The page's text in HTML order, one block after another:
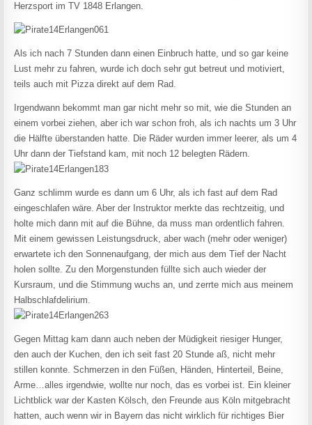
Herzsport im TV 1848 Erlangen.
Als ich nach 7 Stunden dann einen Einbruch hatte, und so gar keine
Lust mehr zu fahren, wurde ich doch sehr gut betreut und motiviert,
teils auch mit Pizza direkt auf dem Rad.
Irgendwann bekommt man gar nicht mehr so mit, wie die Stunden an
einem vorbei ziehen, aber ich war schon froh, als ich nachts um 3 Uhr
die Hälfte überstanden hatte. Die Räder wurden immer leerer, als um 4
Uhr dann der Tiefstand kam, mit noch 12 belegten Rädern.
Ganz schlimm wurde es dann um 6 Uhr, als ich fast auf dem Rad
eingeschlafen wäre. Aber der Instruktor merkte das rechtzeitig, und
holte mich dann mit auf die Bühne, da muss man ordentlich fahren.
Mit einem gewissen Leistungsdruck, aber wach (mehr oder weniger)
erwartete ich den Sonnenaufgang, der mich aus dem Tief der Nacht
holen sollte. Zu den Morgenstunden füllte sich auch wieder der
Kursraum, und die Stimmung wuchs an, und zerrte mich aus meinem
Halbschlafdelirium.
Gegen Mittag kam dann auch neben der Müdigkeit riesiger Hunger,
den auch der Kuchen, den ich seit fast 20 Stunde aß, nicht mehr
stillen konnte. Schmerzen in den Füßen, Händen, Hinterteil, Beine,
Arme…alles irgendwie, wollte nur noch, das es vorbei ist. Ein kleiner
Lichtblick war der Kasten Kölsch, den Freunde aus Köln mitgebracht
hatten, auch wenn wir in Bayern das nicht wirklich für richtiges Bier